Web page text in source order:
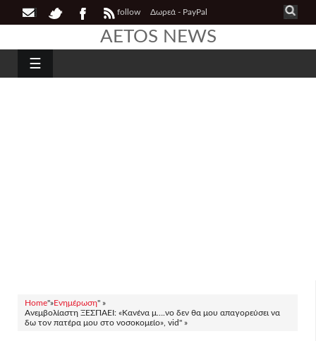
follow Δωρεά - PayPal
AETOS NEWS
☰
Home"»Ενημέρωση" »
Ανεμβολίαστη ΞΕΣΠΑΕΙ: «Κανένα μ….νο δεν θα μου απαγορεύσει να
δω τον πατέρα μου στο νοσοκομείο», vid" »